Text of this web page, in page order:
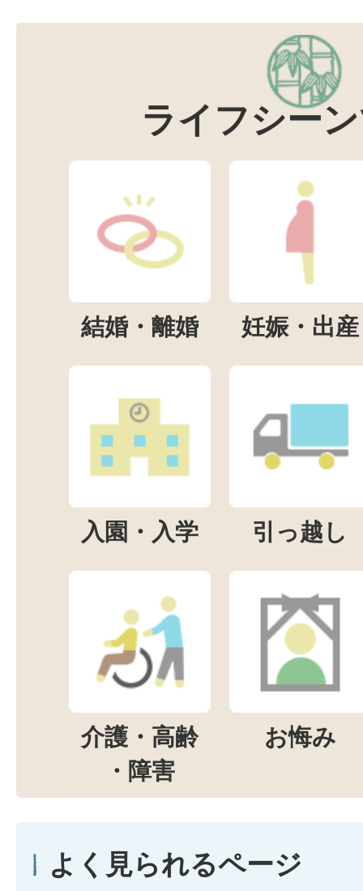
ライフシー
結婚・離婚 妊娠・出産
入園・入学 引っ越し
介護・高齢
・障害
お悔み
よく見られるページ